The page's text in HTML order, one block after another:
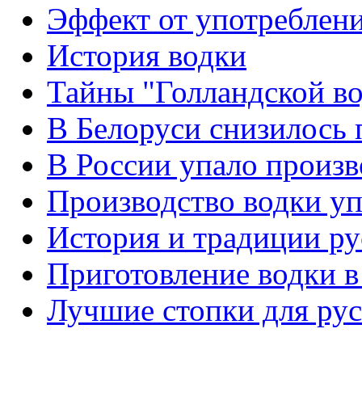
Эффект от
История водки
Тайны "Голландской
В Белоруси снизилось
В России упало
Производство водки
История и традиции
Приготовление водки
Лучшие стопки для